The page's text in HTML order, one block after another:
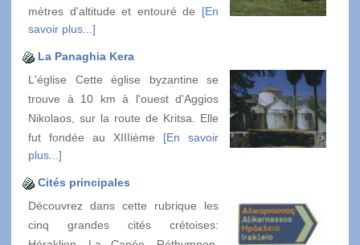
mètres d'altitude et entouré de [En
savoir plus...]
La Panaghia Kera
L'église Cette église byzantine se
trouve à 10 km à l'ouest d'Aggios
Nikolaos, sur la route de Kritsa. Elle
fut fondée au XIIIième [En savoir
plus...]
Cités principales
Découvrez dans cette rubrique les
cinq grandes cités crétoises: